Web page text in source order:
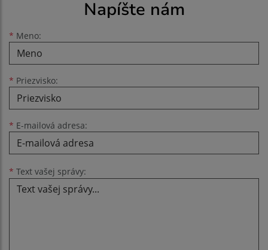
Napíšte nám
* Meno:
Meno
* Priezvisko:
Priezvisko
* E-mailová adresa:
E-mailová adresa
* Text vašej správy: